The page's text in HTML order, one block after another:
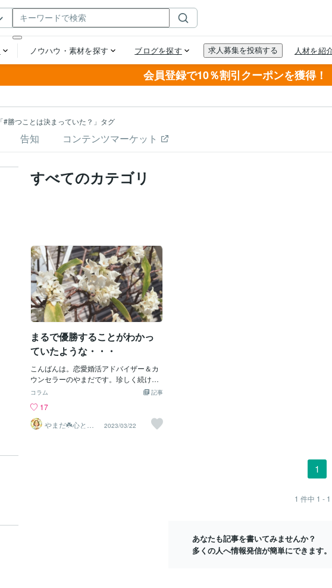
会員登録で10％割引クーポンを獲得！
「#勝つことは決まっていた？」タグ
告知 コンテンツマーケット
すべてのカテゴリ
まるで優勝することがわかっ
ていたような・・・
こんばんは。恋愛婚活アドバイザー＆カ
ウンセラーのやまだです。珍しく続けて
ブログをＵＰしています。今朝は出勤ギ
ですが、村上選手のＨＲと逆転するとこ
ろまで観ることができて(*^^)v家を出てふ
と空を見上げると２本の飛行機雲が目に
記事
コラム
17
やまだ☘️心と頭
がスッキリ整う
2023/03/22
1
1 件中 1 - 1
あなたも記事を書いてみませんか？
多くの人へ情報発信が簡単にできます。